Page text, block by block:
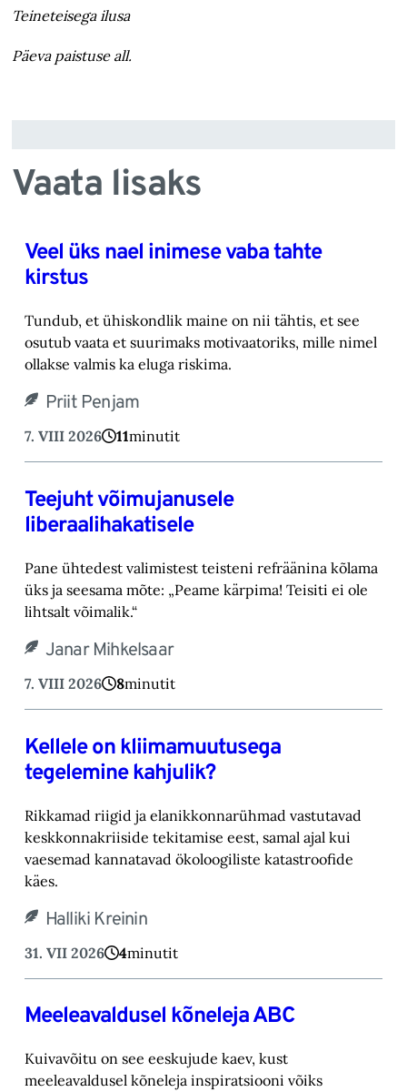
Teineteisega ilusa
Päeva paistuse all.
Vaata lisaks
Veel üks nael inimese vaba tahte
kirstus
Tundub, et ühiskondlik maine on nii tähtis, et see
osutub vaata et suurimaks motivaatoriks, ‎mille nimel
ollakse valmis ka eluga riskima.‎
Priit Penjam
7. VIII 2026 11minutit
Teejuht võimujanusele
liberaalihakatisele
Pane ühtedest valimistest teisteni refräänina kõlama
üks ja seesama mõte: „Peame kärpima! ‎Teisiti ei ole
lihtsalt võimalik.“‎
Janar Mihkelsaar
7. VIII 2026 8minutit
Kellele on kliimamuutusega
tegelemine kahjulik?
Rikkamad riigid ja elanikkonnarühmad vastutavad
keskkonnakriiside tekitamise eest, samal ajal kui
vaesemad kannatavad ökoloogiliste katastroofide
käes.
Halliki Kreinin
31. VII 2026 4minutit
Meeleavaldusel kõneleja ABC
Kuivavõitu on see eeskujude kaev, kust
meeleavaldusel kõneleja inspiratsiooni võiks